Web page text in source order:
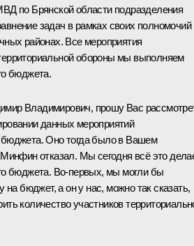
по Брянской области подразделения
задач в рамках своих полномочий
районах. Все мероприятия
обороны мы выполняем
бюджета.
Владимирович, прошу Вас
данных мероприятий
бюджета. Оно тогда было в Вашем
отказал. Мы сегодня всё это
бюджета. Во-первых, мы могли бы
на бюджет, а он у нас, можно так сказать,
количество участников